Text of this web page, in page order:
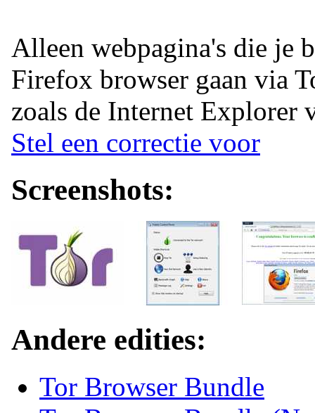
Alleen webpagina's die je
Firefox browser gaan via
zoals de Internet Explorer
Stel een correctie voor
Screenshots:
Andere edities:
Tor Browser Bundle